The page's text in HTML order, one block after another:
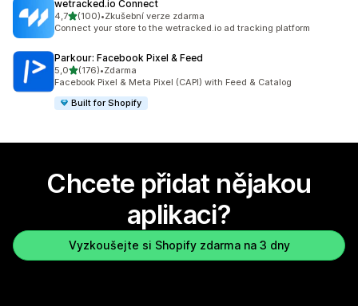
wetracked.io Connect
4,7z 5 hvězd
(100)
Celkový počet recenzí: 100
•Zkušební verze zdarma
Connect your store to the wetracked.io ad tracking platform
Parkour: Facebook Pixel & Feed
5,0z 5 hvězd
(176)
Celkový počet recenzí: 176
•Zdarma
Facebook Pixel & Meta Pixel (CAPI) with Feed & Catalog
Built for Shopify
Chcete přidat nějakou
aplikaci?
Vyzkoušejte si Shopify zdarma na 3 dny